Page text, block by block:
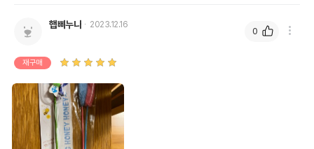
햅삐누나 2023.12.16
재구매
0